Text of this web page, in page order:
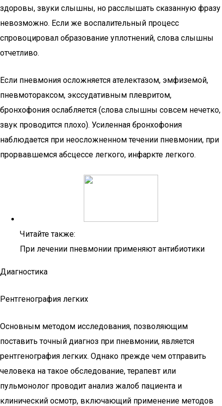
здоровы, звуки слышны, но расслышать сказанную фразу
невозможно. Если же воспалительный процесс
спровоцировал образование уплотнений, слова слышны
отчетливо.
Если пневмония осложняется ателектазом, эмфиземой,
пневмотораксом, экссудативным плевритом,
бронхофония ослабляется (слова слышны совсем нечетко,
звук проводится плохо). Усиленная бронхофония
наблюдается при неосложненном течении пневмонии, при
прорвавшемся абсцессе легкого, инфаркте легкого.
Читайте также:
При лечении пневмонии применяют антибиотики
Диагностика
Рентгенография легких
Основным методом исследования, позволяющим
поставить точный диагноз при пневмонии, является
рентгенография легких. Однако прежде чем отправить
человека на такое обследование, терапевт или
пульмонолог проводит анализ жалоб пациента и
клинический осмотр, включающий применение методов